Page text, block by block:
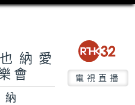
納愛
會
電視直播